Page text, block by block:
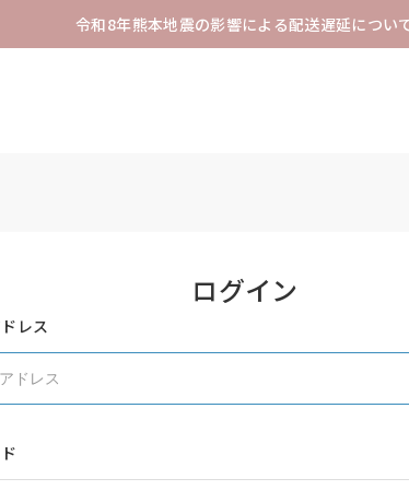
令和8年熊本地震の影響による配送遅延につい
ログイン
レス